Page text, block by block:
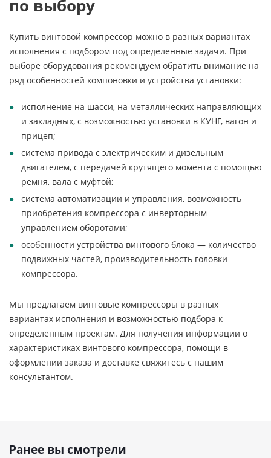
по выбору
Купить винтовой компрессор можно в разных вариантах
исполнения с подбором под определенные задачи. При
выборе оборудования рекомендуем обратить внимание на
ряд особенностей компоновки и устройства установки:
исполнение на шасси, на металлических направляющих
и закладных, с возможностью установки в КУНГ, вагон и
прицеп;
система привода с электрическим и дизельным
двигателем, с передачей крутящего момента с помощью
ремня, вала с муфтой;
система автоматизации и управления, возможность
приобретения компрессора с инверторным
управлением оборотами;
особенности устройства винтового блока — количество
подвижных частей, производительность головки
компрессора.
Мы предлагаем винтовые компрессоры в разных
вариантах исполнения и возможностью подбора к
определенным проектам. Для получения информации о
характеристиках винтового компрессора, помощи в
оформлении заказа и доставке свяжитесь с нашим
консультантом.
Ранее вы смотрели